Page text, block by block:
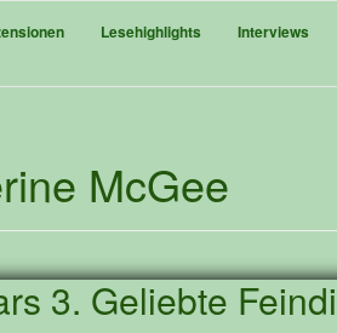
Lesehighlights Interviews
McGee
3. Geliebte